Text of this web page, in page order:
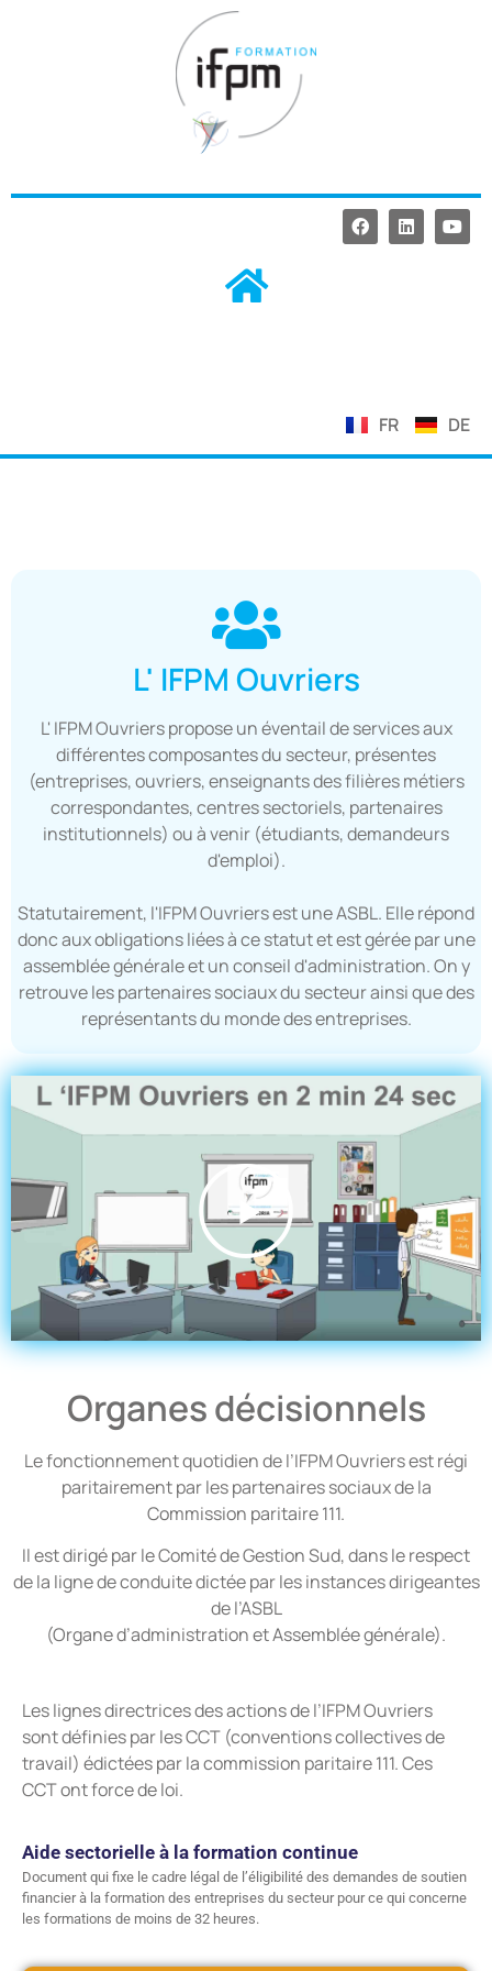
FR DE
L' IFPM Ouvriers
L' IFPM Ouvriers propose un éventail de services aux
différentes composantes du secteur, présentes
(entreprises, ouvriers, enseignants des filières métiers
correspondantes, centres sectoriels, partenaires
institutionnels) ou à venir (étudiants, demandeurs
d'emploi).
Statutairement, l'IFPM Ouvriers est une ASBL. Elle répond
donc aux obligations liées à ce statut et est gérée par une
assemblée générale et un conseil d'administration. On y
retrouve les partenaires sociaux du secteur ainsi que des
représentants du monde des entreprises.
Play
02:25
Mute SettingsEnter
Play
Organes décisionnels
Le fonctionnement quotidien de l’IFPM Ouvriers est régi
paritairement par les partenaires sociaux de la
Commission paritaire 111.
Il est dirigé par le Comité de Gestion Sud, dans le respect
de la ligne de conduite dictée par les instances dirigeantes
de l’ASBL
(Organe d’administration et Assemblée générale).
Les lignes directrices des actions de l’IFPM Ouvriers
sont définies par les CCT (conventions collectives de
travail) édictées par la commission paritaire 111. Ces
CCT ont force de loi.
Aide sectorielle à la formation continue
Document qui fixe le cadre légal de l’éligibilité des demandes de soutien
financier à la formation des entreprises du secteur pour ce qui concerne
les formations de moins de 32 heures.